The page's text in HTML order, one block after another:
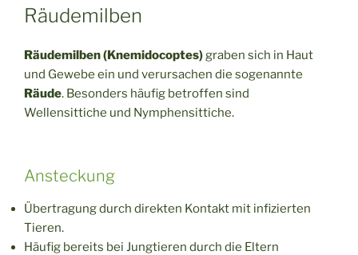
AM
Räudemilben
Räudemilben (Knemidocoptes)graben sich in Haut
und Gewebe ein und verursachen die sogenannte
Räude. Besonders häufig betroffen sind
Wellensittiche und Nymphensittiche.
Ansteckung
Übertragung durch direkten Kontakt mit infizierten
Tieren.
Häufig bereits bei Jungtieren durch die Eltern